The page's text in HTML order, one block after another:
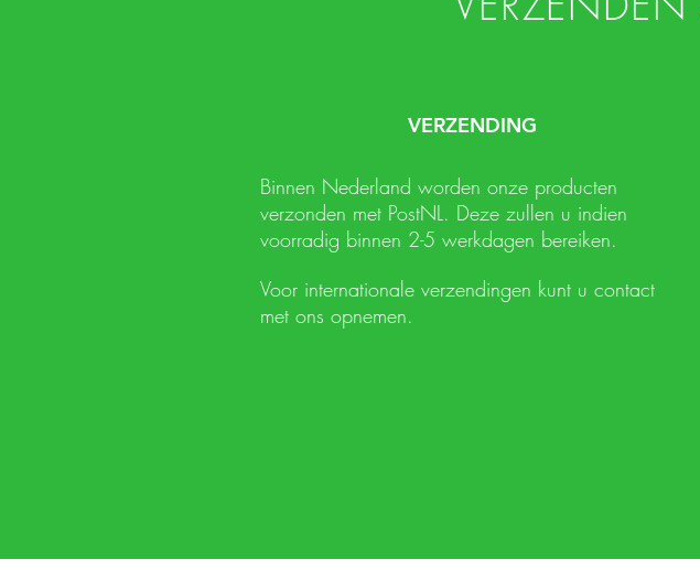
VERZENDING
Binnen Nederland worden onze producten
verzonden met PostNL. Deze zullen u indien
voorradig binnen 2-5 werkdagen bereiken.
Voor internationale verzendingen kunt u contact
met ons opnemen.